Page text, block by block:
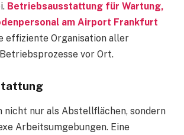
Betriebsausstattung für Wartung,
am Airport Frankfurt
effiziente Organisation aller
vor Ort.
nicht nur als Abstellflächen, sondern
Arbeitsumgebungen. Eine